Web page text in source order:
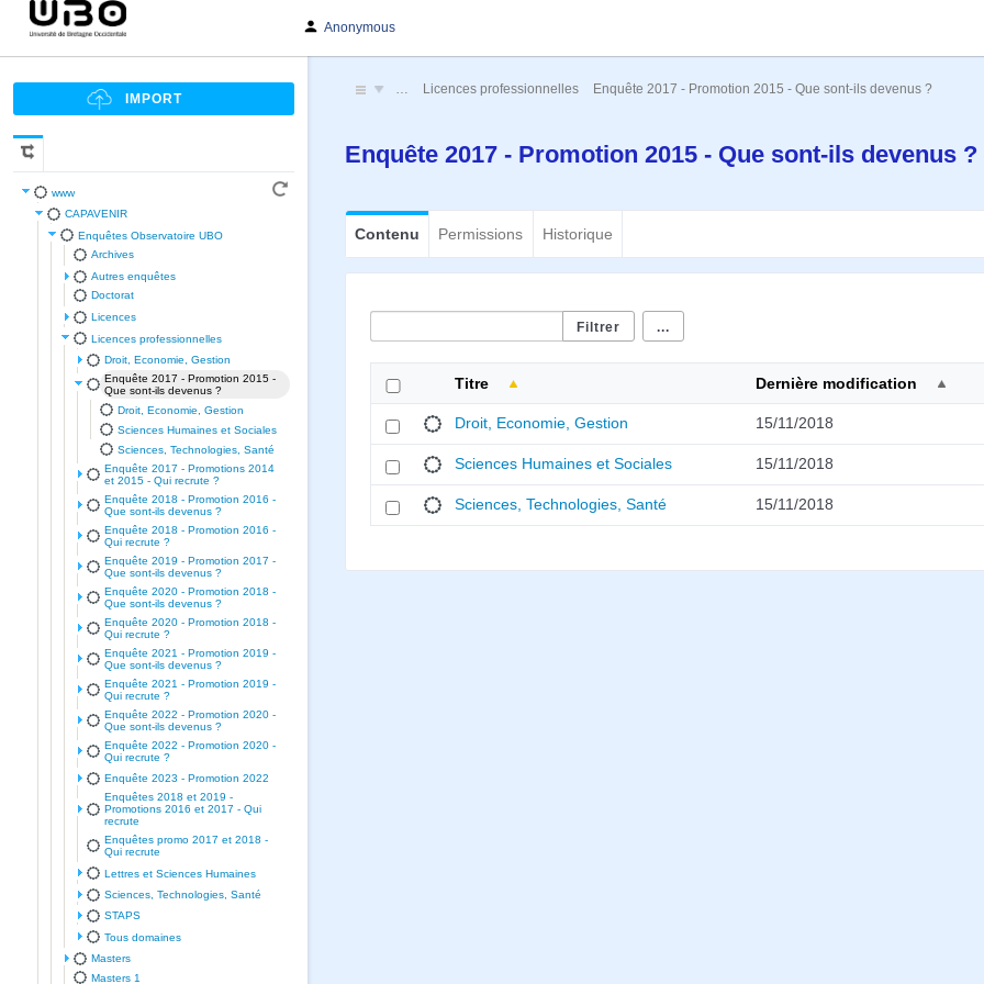
Anonymous
www
CAPAVENIR
Enquêtes Observatoire UBO
Archives
Autres enquêtes
Doctorat
Licences
Licences professionnelles
Droit, Economie, Gestion
Enquête 2017 - Promotion 2015 -
Que sont-ils devenus ?
Droit, Economie, Gestion
Sciences Humaines et Sociales
Sciences, Technologies, Santé
Enquête 2017 - Promotions 2014
et 2015 - Qui recrute ?
Enquête 2018 - Promotion 2016 -
Que sont-ils devenus ?
Enquête 2018 - Promotion 2016 -
Qui recrute ?
Enquête 2019 - Promotion 2017 -
Que sont-ils devenus ?
Enquête 2020 - Promotion 2018 -
Que sont-ils devenus ?
Enquête 2020 - Promotion 2018 -
Qui recrute ?
Enquête 2021 - Promotion 2019 -
Que sont-ils devenus ?
Enquête 2021 - Promotion 2019 -
Qui recrute ?
Enquête 2022 - Promotion 2020 -
Que sont-ils devenus ?
Enquête 2022 - Promotion 2020 -
Qui recrute ?
Enquête 2023 - Promotion 2022
Enquêtes 2018 et 2019 -
Promotions 2016 et 2017 - Qui
recrute
Enquêtes promo 2017 et 2018 -
Qui recrute
Lettres et Sciences Humaines
Sciences, Technologies, Santé
STAPS
Tous domaines
Masters
Masters 1
… Licences professionnelles Enquête 2017 - Promotion 2015 - Que sont-ils devenus ?
Enquête 2017 - Promotion 2015 - Que sont-ils devenus ?
Contenu Permissions Historique
...
Titre Dernière modification
Droit, Economie, Gestion 15/11/2018
Sciences Humaines et Sociales 15/11/2018
Sciences, Technologies, Santé 15/11/2018